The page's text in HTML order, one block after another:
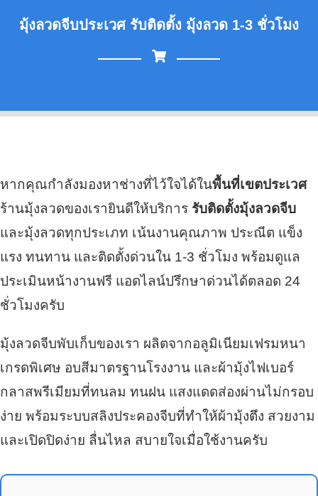
มุ้งลวดจีบประเวศ รับติดตั้ง มุ้งลวด 1-3 ชั่วโมง
หากคุณกำลังมองหาช่างที่ไว้ใจได้ในพื้นที่เขตประเวศ
ร้านมุ้งลวดของเรายินดีให้บริการ รับติดตั้งมุ้งลวดจีบ
และมุ้งลวดทุกประเภท เน้นงานคุณภาพ ประณีต แข็ง
แรง ทนทาน และติดตั้งด่วนใน 1-3 ชั่วโมง พร้อมดูแล
ประเมินหน้างานฟรี แอดไลน์ปรึกษาด่วนได้ตลอด 24
ชั่วโมงครับ
มุ้งลวดจีบพับเก็บของเรา ผลิตจากอลูมิเนียมเฟรมหนา
เกรดพิเศษ อบสีมาตรฐานโรงงาน และผ้ามุ้งไฟเบอร์
กลาสพรีเมียมที่ทนลม ทนฝน แสงแดดส่องผ่านไม่กรอบ
ง่าย พร้อมระบบสลิงประคองจีบที่ทำให้ผ้ามุ้งตึง สวยงาม
และเปิดปิดง่าย ลื่นไหล สบายใจเมื่อใช้งานครับ